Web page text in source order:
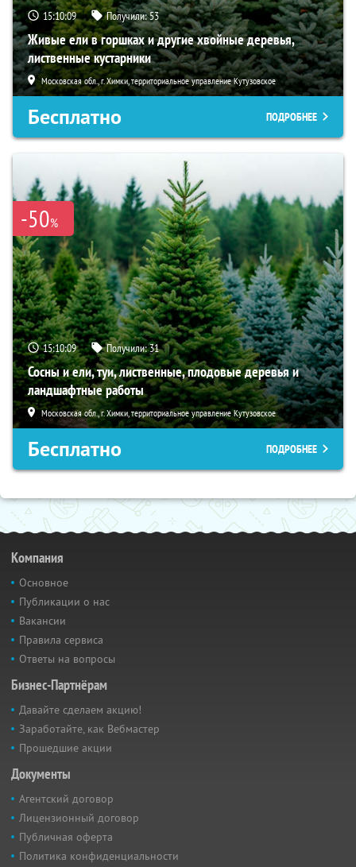
15:10:08 Получили:53
Живые ели в горшках и другие хвойные деревья,
лиственные кустарники
Московская обл., г. Химки, территориальное управление Кутузовское
Бесплатно ПОДРОБНЕЕ
-50%
15:10:08 Получили:31
Сосны и ели, туи, лиственные, плодовые деревья и
ландшафтные работы
Московская обл., г. Химки, территориальное управление Кутузовское
Бесплатно ПОДРОБНЕЕ
Компания
Основное
Публикации о нас
Вакансии
Правила сервиса
Ответы на вопросы
Бизнес-Партнёрам
Давайте сделаем акцию!
Заработайте, как Вебмастер
Прошедшие акции
Документы
Агентский договор
Лицензионный договор
Публичная оферта
Политика конфиденциальности